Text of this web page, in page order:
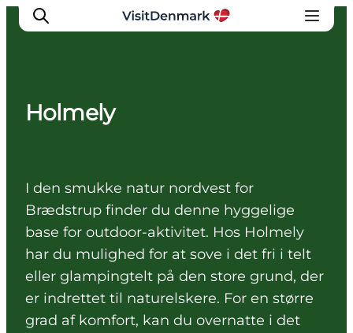
Aktiviteter
Overnatting
Planlegg reisen
Holmely
I den smukke natur nordvest for
Brædstrup finder du denne hyggelige
base for outdoor-aktivitet. Hos Holmely
har du mulighed for at sove i det fri i telt
eller glampingtelt på den store grund, der
er indrettet til naturelskere. For en større
grad af komfort, kan du overnatte i det